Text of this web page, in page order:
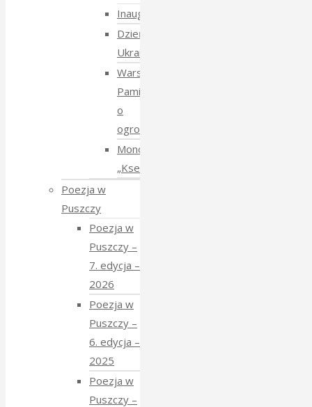
Inauguracja
Dzień
Ukraiński
Warsztaty:
Pamiętajmy
o
ogrodach
Monodram
„Ksenia”
Poezja w
Puszczy
Poezja w
Puszczy –
7. edycja –
2026
Poezja w
Puszczy –
6. edycja –
2025
Poezja w
Puszczy –